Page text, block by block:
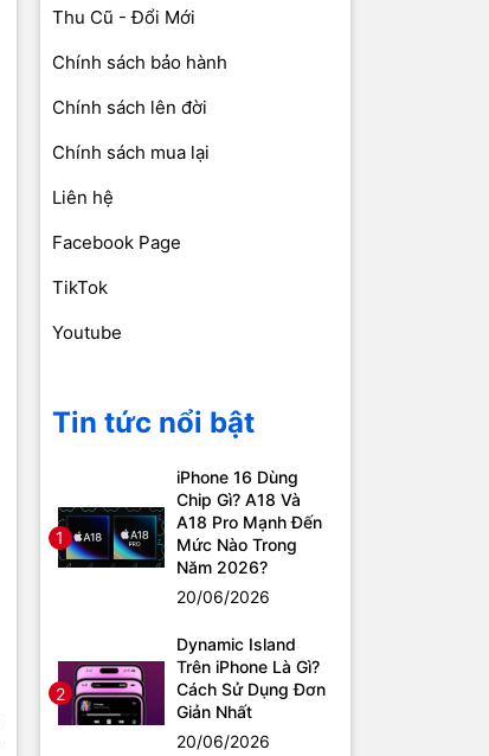
Thu Cũ - Đổi Mới
Chính sách bảo hành
Chính sách lên đời
Chính sách mua lại
Liên hệ
Facebook Page
TikTok
Youtube
Tin tức nổi bật
1
iPhone 16 Dùng
Chip Gì? A18 Và
A18 Pro Mạnh Đến
Mức Nào Trong
Năm 2026?
20/06/2026
2
Dynamic Island
Trên iPhone Là Gì?
Cách Sử Dụng Đơn
Giản Nhất
20/06/2026